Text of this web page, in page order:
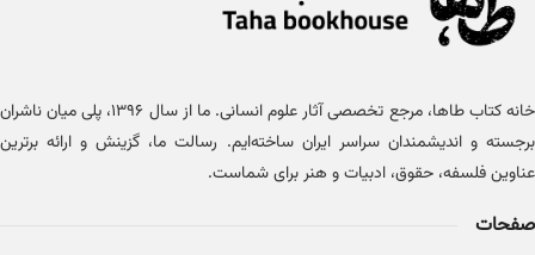
خانه کتاب طاها، مرجع تخصصی آثار علوم انسانی. ما از سال ۱۳۹۶، پلی میان ناشران
برجسته و اندیشمندان سراسر ایران ساخته‌ایم. رسالت ما، گزینش و ارائه برترین
عناوین فلسفه، حقوق، ادبیات و هنر برای شماست.
صفحات